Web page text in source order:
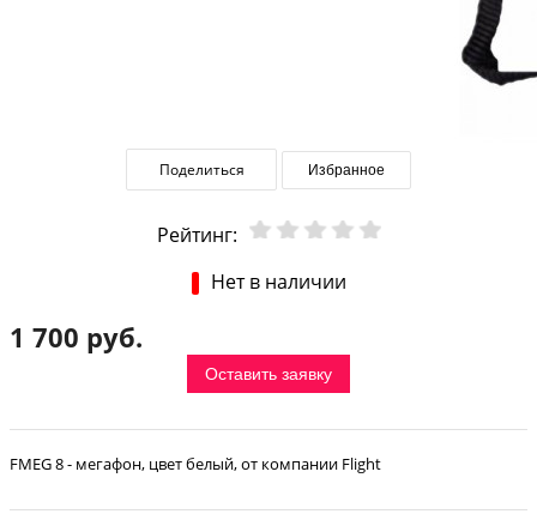
Поделиться Избранное
Рейтинг:
Нет в наличии
1 700 руб.
Оставить заявку
FMEG 8 - мегафон, цвет белый, от компании Flight